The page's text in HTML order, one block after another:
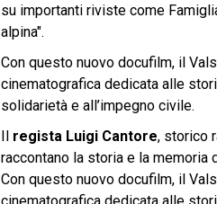
su importanti riviste come
alpina".
Con questo nuovo docufilm, il
cinematografica dedicata alle
solidarietà e all’impegno civile.
Ilregista Luigi Cantore, storico
raccontano la storia e la memoria
Con questo nuovo docufilm, il
cinematografica dedicata alle